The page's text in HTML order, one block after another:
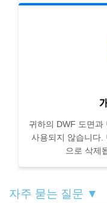
귀하의 DWF 도면과
사용되지 않습니다.
으로 삭제
자주 묻는 질문 ▼